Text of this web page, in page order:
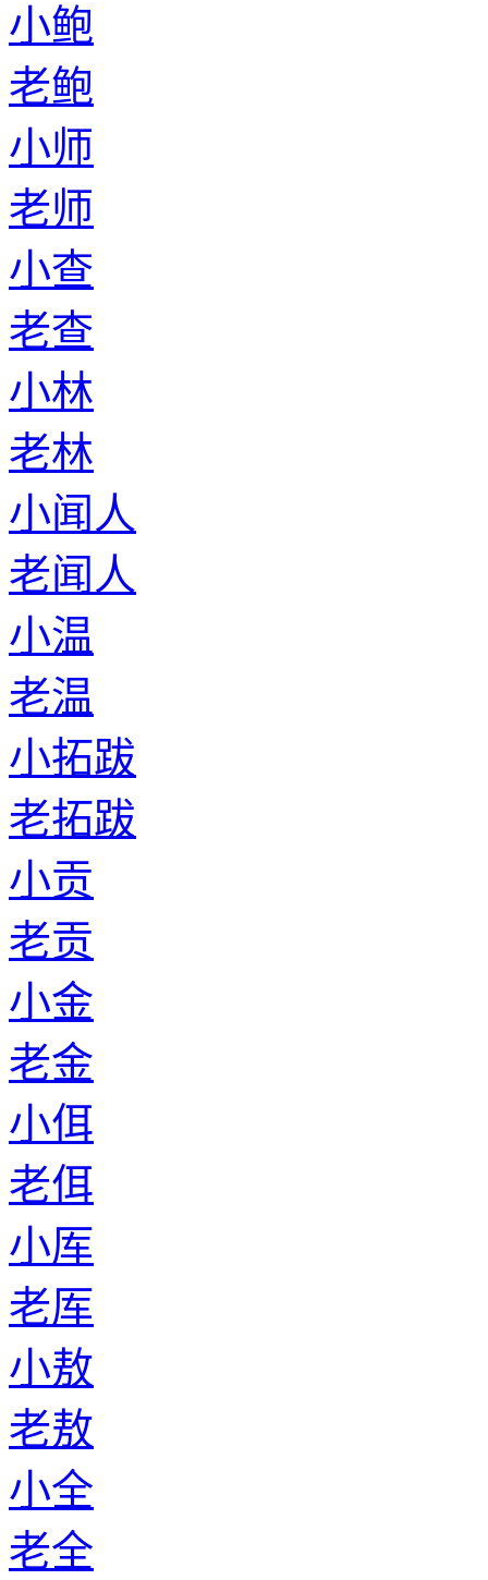
小鲍
老鲍
小师
老师
小查
老查
小林
老林
小闻人
老闻人
小温
老温
小拓跋
老拓跋
小贡
老贡
小金
老金
小佴
老佴
小厍
老厍
小敖
老敖
小全
老全